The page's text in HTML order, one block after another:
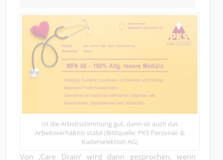
Ist die Arbeitsstimmung gut, dann ist auch das
Arbeitsverhältnis stabil (Bildquelle: PKS Personal- &
Kaderselektion AG)
Von ‚Care Drain‘ wird dann gesprochen, wenn